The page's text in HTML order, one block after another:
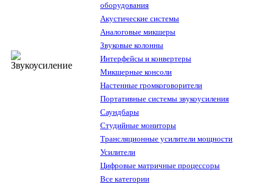
оборудования
Акустические системы
Аналоговые микшеры
Звуковые колонны
Интерфейсы и конвертеры
Микшерные консоли
Настенные громкоговорители
Портативные системы звукоусиления
Саундбары
Студийные мониторы
Трансляционные усилители мощности
Усилители
Цифровые матричные процессоры
Все категории